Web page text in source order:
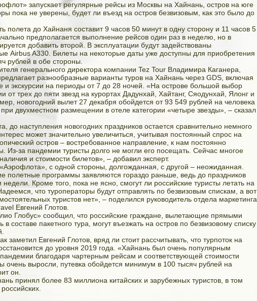
запускает регулярные рейсы из Москвы на Хайнань, остров на юге
пока не уверены, будет ли въезд на остров безвизовым, как это было до
полета до Хайнаня составит 9 часов 50 минут в одну сторону и 11 часов 5
предполагается выполнение рейсов один раз в неделю, но в
добавить второй. В эксплуатации будут задействованы
Airbus A330. Билеты на некоторые даты уже доступны для приобретения
рублей в обе стороны.
генерального директора компании Tez Tour Владимира Каганера,
разнообразные варианты туров на Хайнань через GDS, включая
и экскурсии на периоды от 7 до 28 ночей. «На острове большой выбор
от трех до пяти звезд на курортах Дадунхай, Хайтанг, Сяодунхай, Ялонг и
новогодний вылет 27 декабря обойдется от 93 549 рублей на человека
двухместном размещении в отеле категории «четыре звезды», – сказал
до наступления новогодних праздников остается сравнительно немного
может значительно увеличиться, учитывая постоянный спрос на
остров – востребованное направление, к нам постоянно
Из-за пандемии туристы долго не могли его посещать. Сейчас многое
и стоимости билетов», – добавил эксперт.
с одной стороны, долгожданная, с другой – неожиданная.
полетные программы заявляются гораздо раньше, ведь до праздников
недели. Кроме того, пока не ясно, смогут ли российские туристы летать на
что туроператоры будут отправлять по безвизовым спискам, а вот
туристов нет», – поделился руководитель отдела маркетинга
Евгений Глотов.
Глобус» сообщил, что российские граждане, вылетающие прямыми
составе пакетного тура, могут въезжать на остров по безвизовому списку
заметил Евгений Глотов, вряд ли стоит рассчитывать, что турпоток на
до уровня 2019 года. «Хайнань был очень популярным
благодаря чартерным рейсам и соответствующей стоимости
очень выросли, путевка обойдется минимум в 100 тысяч рублей на
он.
принял более 83 миллиона китайских и зарубежных туристов, в том